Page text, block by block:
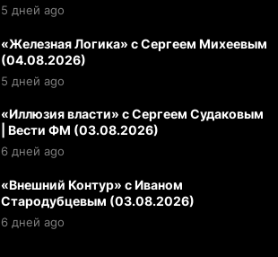
5 дней ago
«Железная Логика» с Сергеем Михеевым
(04.08.2026)
5 дней ago
«Иллюзия власти» с Сергеем Судаковым
| Вести ФМ (03.08.2026)
6 дней ago
«Внешний Контур» с Иваном
Стародубцевым (03.08.2026)
6 дней ago